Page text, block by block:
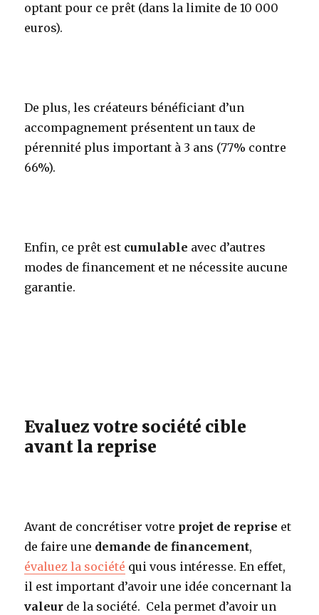
optant pour ce prêt (dans la limite de 10 000
euros).
De plus, les créateurs bénéficiant d’un
accompagnement présentent un taux de
pérennité plus important à 3 ans (77% contre
66%).
Enfin, ce prêt est cumulable avec d’autres
modes de financement et ne nécessite aucune
garantie.
Evaluez votre société cible
avant la reprise
Avant de concrétiser votre projet de reprise et
de faire une demande de financement,
évaluez la société qui vous intéresse. En effet,
il est important d’avoir une idée concernant la
valeur de la société. Cela permet d’avoir un